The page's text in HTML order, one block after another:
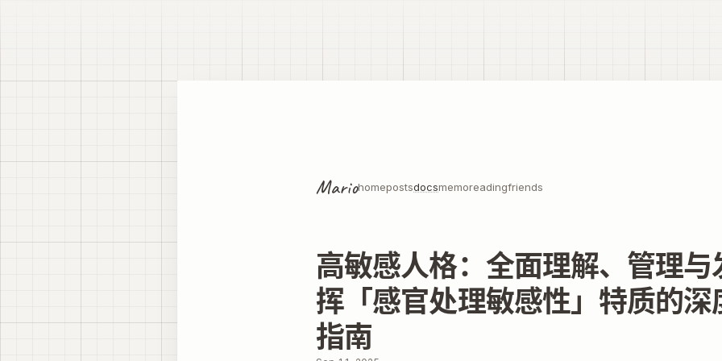
Mariohomepostsdocsmemoreadingfriends
高敏感人格：全面理解、管理与
挥「感官处理敏感性」特质的深
指南